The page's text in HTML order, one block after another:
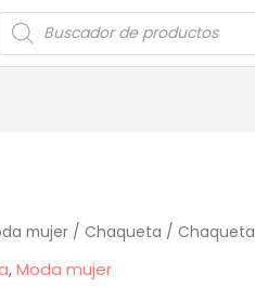
mujer/ Chaqueta / Chaqueta
,Moda mujer